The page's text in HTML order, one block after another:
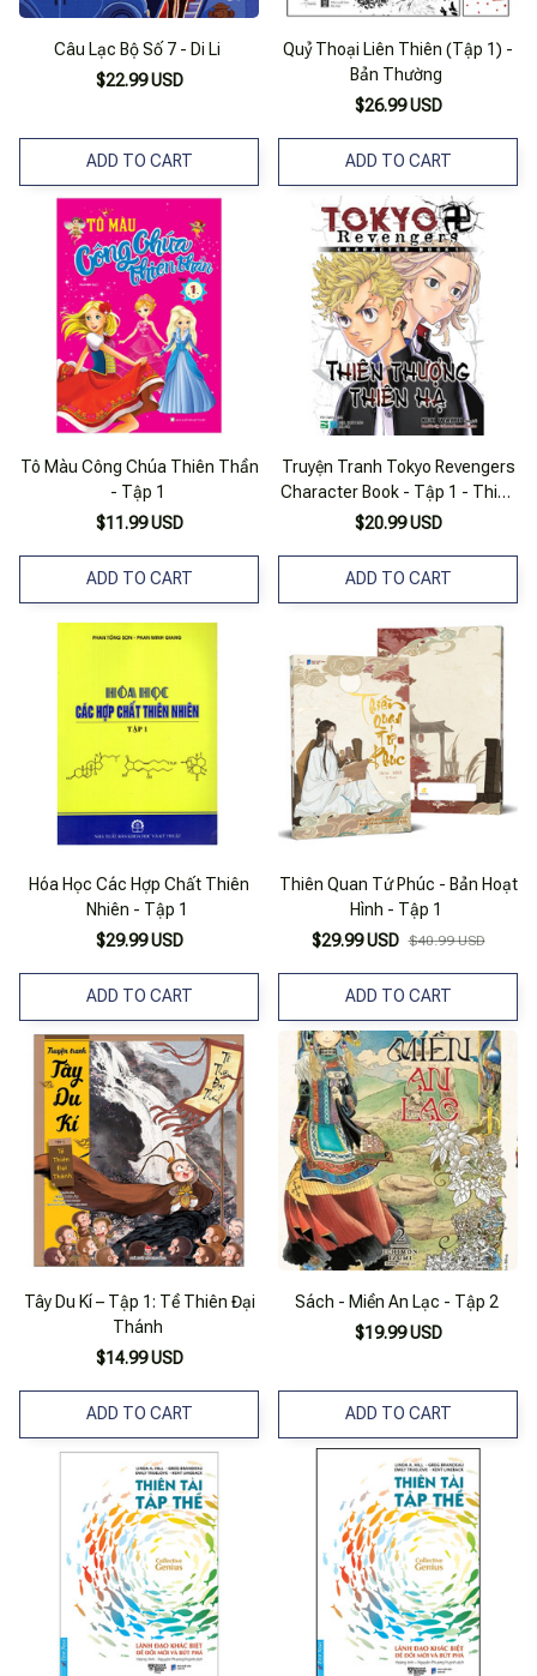
Câu Lạc Bộ Số 7 - Di Li
$22.99 USD
ADD TO CART
Quỷ Thoại Liên Thiên (Tập 1) -
Bản Thường
$26.99 USD
ADD TO CART
Tô Màu Công Chúa Thiên Thần
- Tập 1
$11.99 USD
ADD TO CART
Truyện Tranh Tokyo Revengers
Character Book - Tập 1 - Thiên
Thượng Thiên Hạ - Ipm
$20.99 USD
ADD TO CART
Hóa Học Các Hợp Chất Thiên
Nhiên - Tập 1
$29.99 USD
ADD TO CART
Thiên Quan Tứ Phúc - Bản Hoạt
Hình - Tập 1
$29.99 USD $40.99 USD
ADD TO CART
Tây Du Kí – Tập 1: Tề Thiên Đại
Thánh
$14.99 USD
ADD TO CART
Sách - Miền An Lạc - Tập 2
$19.99 USD
ADD TO CART